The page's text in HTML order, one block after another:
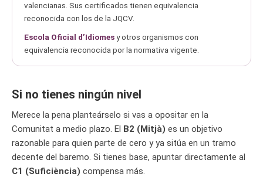
valencianas. Sus certificados tienen equivalencia
reconocida con los de la JQCV.
Escola Oficial d’Idiomesy otros organismos con
equivalencia reconocida por la normativa vigente.
Si no tienes ningún nivel
Merece la pena planteárselo si vas a opositar en la
Comunitat a medio plazo. El B2 (Mitjà) es un objetivo
razonable para quien parte de cero y ya sitúa en un tramo
decente del baremo. Si tienes base, apuntar directamente al
C1 (Suficiència) compensa más.